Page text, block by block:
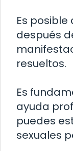
Es
después
resueltos.
Es
ayuda
puedes
sexuales